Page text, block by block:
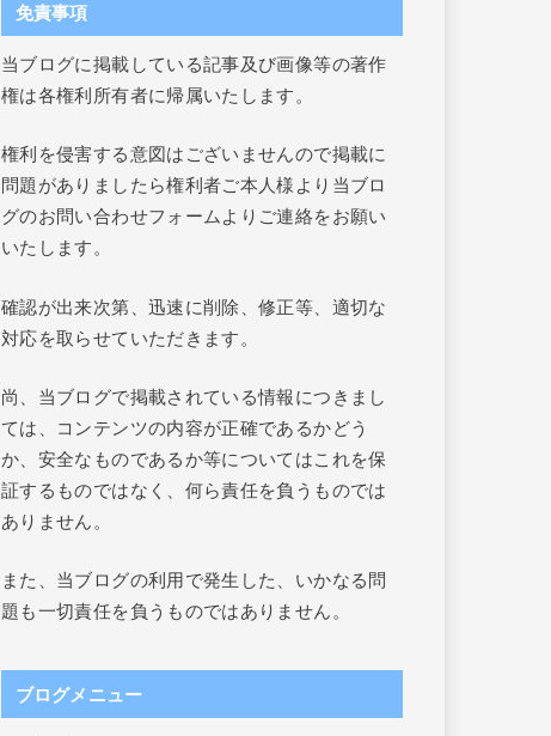
免責事項
当ブログに掲載している記事及び画像等の著作
権は各権利所有者に帰属いたします。
権利を侵害する意図はございませんので掲載に
問題がありましたら権利者ご本人様より当ブロ
グのお問い合わせフォームよりご連絡をお願い
いたします。
確認が出来次第、迅速に削除、修正等、適切な
対応を取らせていただきます。
尚、当ブログで掲載されている情報につきまし
ては、コンテンツの内容が正確であるかどう
か、安全なものであるか等についてはこれを保
証するものではなく、何ら責任を負うものでは
ありません。
また、当ブログの利用で発生した、いかなる問
題も一切責任を負うものではありません。
ブログメニュー